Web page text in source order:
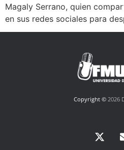
Magaly Serrano, quien
en sus redes sociales para
Copyright © 2026